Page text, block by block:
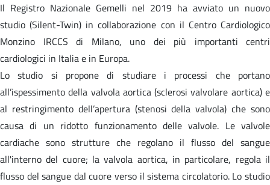
Il Registro Nazionale Gemelli nel 2019 ha avviato un nuovo
studio (Silent-Twin) in collaborazione con il Centro Cardiologico
Monzino IRCCS di Milano, uno dei più importanti centri
cardiologici in Italia e in Europa.
Lo studio si propone di studiare i processi che portano
all’ispessimento della valvola aortica (sclerosi valvolare aortica) e
al restringimento dell’apertura (stenosi della valvola) che sono
causa di un ridotto funzionamento delle valvole. Le valvole
cardiache sono strutture che regolano il flusso del sangue
all'interno del cuore; la valvola aortica, in particolare, regola il
flusso del sangue dal cuore verso il sistema circolatorio. Lo studio